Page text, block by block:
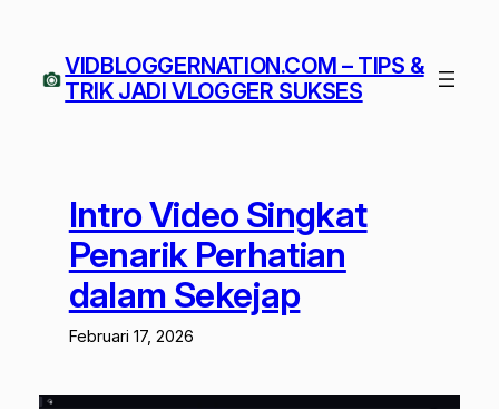
konten VIDBLOGGERNATION.COM – TIPS &
TRIK JADI VLOGGER SUKSES
Intro Video Singkat
Penarik Perhatian
dalam Sekejap
Februari 17, 2026